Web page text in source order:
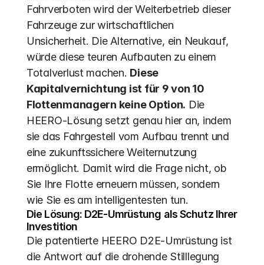
Fahrverboten wird der Weiterbetrieb dieser
Fahrzeuge zur wirtschaftlichen
Unsicherheit. Die Alternative, ein Neukauf,
würde diese teuren Aufbauten zu einem
Totalverlust machen. Diese
Kapitalvernichtung ist für 9 von 10
Flottenmanagern keine Option. Die
HEERO-Lösung setzt genau hier an, indem
sie das Fahrgestell vom Aufbau trennt und
eine zukunftssichere Weiternutzung
ermöglicht. Damit wird die Frage nicht, ob
Sie Ihre Flotte erneuern müssen, sondern
wie Sie es am intelligentesten tun.
Die Lösung: D2E-Umrüstung als Schutz Ihrer
Investition
Die patentierte HEERO D2E-Umrüstung ist
die Antwort auf die drohende Stilllegung